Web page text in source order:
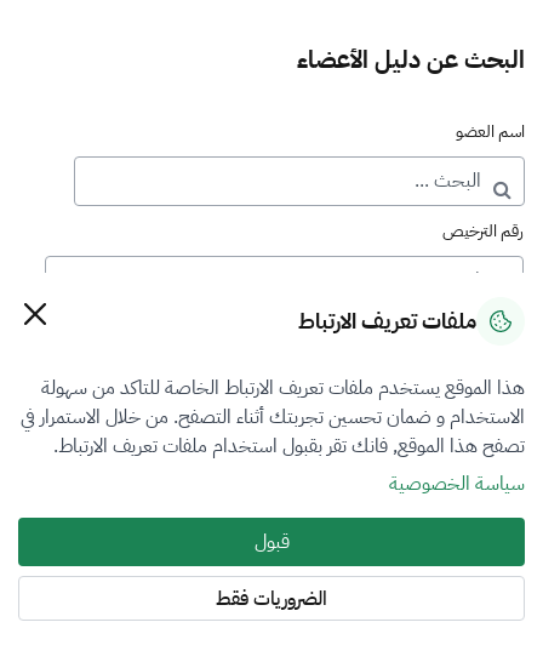
البحث عن دليل الأعضاء
اسم العضو
رقم الترخيص
رقم العضوية
فرع التقييم
اختر
نوع العضوية
أساسي
المنطقة
ملفات تعريف الارتباط
هذا الموقع يستخدم ملفات تعريف الارتباط الخاصة للتاكد من سهولة
الاستخدام و ضمان تحسين تجربتك أثناء التصفح. من خلال الاستمرار في
تصفح هذا الموقع, فانك تقر بقبول استخدام ملفات تعريف الارتباط.
سياسة الخصوصية
قبول
الضروريات فقط